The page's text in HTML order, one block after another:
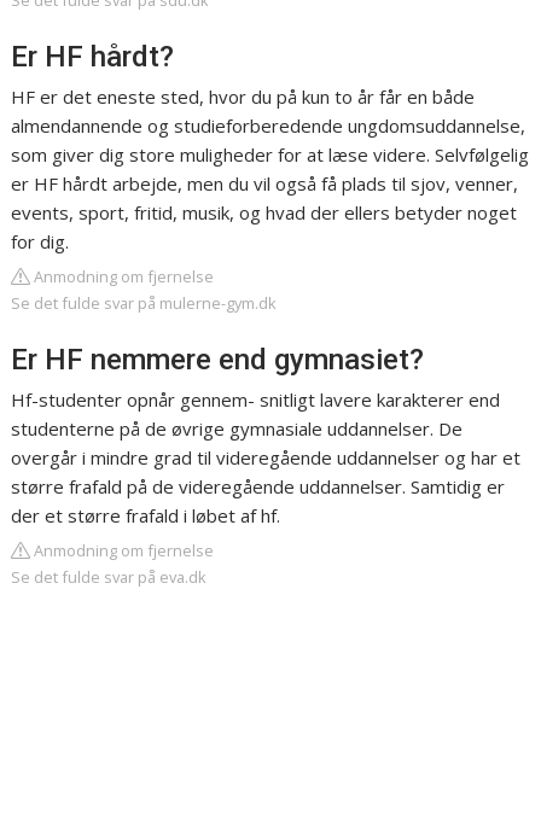
Er HF hårdt?
HF er det eneste sted, hvor du på kun to år får en både
almendannende og studieforberedende ungdomsuddannelse,
som giver dig store muligheder for at læse videre. Selvfølgelig
er HF hårdt arbejde, men du vil også få plads til sjov, venner,
events, sport, fritid, musik, og hvad der ellers betyder noget
for dig.
Anmodning om fjernelse
Se det fulde svar på mulerne-gym.dk
Er HF nemmere end gymnasiet?
Hf-studenter opnår gennem- snitligt lavere karakterer end
studenterne på de øvrige gymnasiale uddannelser. De
overgår i mindre grad til videregående uddannelser og har et
større frafald på de videregående uddannelser. Samtidig er
der et større frafald i løbet af hf.
Anmodning om fjernelse
Se det fulde svar på eva.dk